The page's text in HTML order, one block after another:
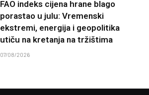
FAO indeks cijena hrane blago
porastao u julu: Vremenski
ekstremi, energija i geopolitika
utiču na kretanja na tržištima
07/08/2026